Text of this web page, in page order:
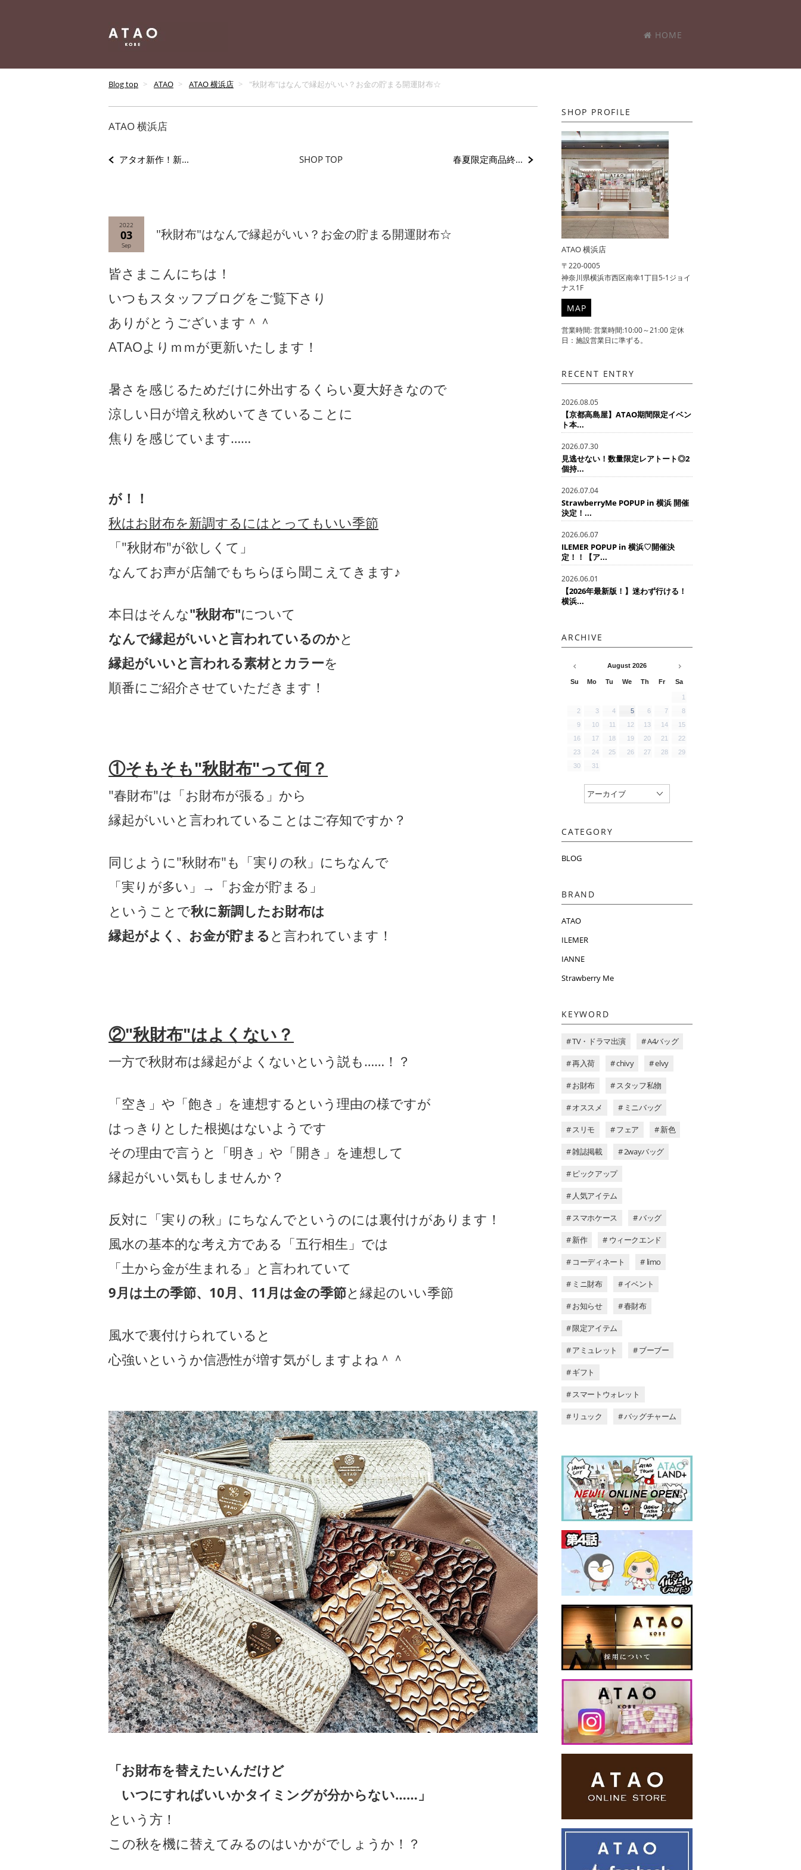
HOME
Blog top ATAO ATAO 横浜店 "秋財布"はなんで縁起がいい？お金の貯まる開運財布☆
ATAO 横浜店
アタオ新作！新... SHOP TOP 春夏限定商品終...
2022
03
Sep
"秋財布"はなんで縁起がいい？お金の貯まる開運財布☆
皆さまこんにちは！
いつもスタッフブログをご覧下さり
ありがとうございます＾＾
ATAOよりｍｍが更新いたします！
暑さを感じるためだけに外出するくらい夏大好きなので
涼しい日が増え秋めいてきていることに
焦りを感じています……
が！！
秋はお財布を新調するにはとってもいい季節
「"秋財布"が欲しくて」
なんてお声が店舗でもちらほら聞こえてきます♪
本日はそんな"秋財布"について
なんで縁起がいいと言われているのかと
縁起がいいと言われる素材とカラーを
順番にご紹介させていただきます！
①そもそも"秋財布"って何？
"春財布"は「お財布が張る」から
縁起がいいと言われていることはご存知ですか？
同じように"秋財布"も「実りの秋」にちなんで
「実りが多い」→「お金が貯まる」
ということで秋に新調したお財布は
縁起がよく、お金が貯まる と言われています！
②"秋財布"はよくない？
一方で秋財布は縁起がよくないという説も……！？
「空き」や「飽き」を連想するという理由の様ですが
はっきりとした根拠はないようです
その理由で言うと「明き」や「開き」を連想して
縁起がいい気もしませんか？
反対に「実りの秋」にちなんでというのには裏付けがあります！
風水の基本的な考え方である「五行相生」では
「土から金が生まれる」と言われていて
9月は土の季節、10月、11月は金の季節と縁起のいい季節
風水で裏付けられていると
心強いというか信憑性が増す気がしますよね＾＾
「お財布を替えたいんだけど
いつにすればいいかタイミングが分からない……」
という方！
この秋を機に替えてみるのはいかがでしょうか！？
SHOP PROFILE
ATAO 横浜店
〒220-0005
神奈川県横浜市西区南幸1丁目5-1ジョイ
ナス1F
MAP
営業時間: 営業時間:10:00～21:00 定休
日：施設営業日に準ずる。
RECENT ENTRY
2026.08.05
【京都高島屋】ATAO期間限定イベン
ト本...
2026.07.30
見逃せない！数量限定レアトート◎2
個持...
2026.07.04
StrawberryMe POPUP in 横浜 開催
決定！...
2026.06.07
ILEMER POPUP in 横浜♡開催決
定！！【ア...
2026.06.01
【2026年最新版！】迷わず行ける！
横浜...
ARCHIVE
August 2026
Su Mo Tu We Th Fr Sa
1
2
3 4 5 6 7
8
9
10 11 12 13 14
15
16
17 18 19 20 21
22
23
24 25 26 27 28
29
30
31
アーカイブ
CATEGORY
BLOG
BRAND
ATAO
ILEMER
IANNE
Strawberry Me
KEYWORD
# TV・ドラマ出演 # A4バッグ
# 再入荷 # chivy # elvy
# お財布 # スタッフ私物
# オススメ # ミニバッグ
# スリモ # フェア # 新色
# 雑誌掲載 # 2wayバッグ
# ピックアップ
# 人気アイテム
# スマホケース # バッグ
# 新作 # ウィークエンド
# コーディネート # limo
# ミニ財布 # イベント
# お知らせ # 春財布
# 限定アイテム
# アミュレット # ブーブー
# ギフト
# スマートウォレット
# リュック # バッグチャーム